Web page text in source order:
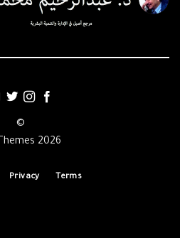
©
2026 UX Themes
Terms
Privacy